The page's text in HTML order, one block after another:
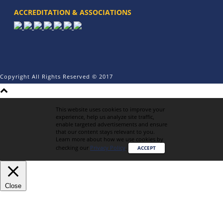
ACCREDITATION & ASSOCIATIONS
Copyright All Rights Reserved © 2017
This website uses cookies to improve your
experience, help us analyze site traffic,
enable targeted advertisements and ensure
that our content stays relevant to you.
Learn more about how we use cookies by
checking our Privacy Policy. ACCEPT
Close